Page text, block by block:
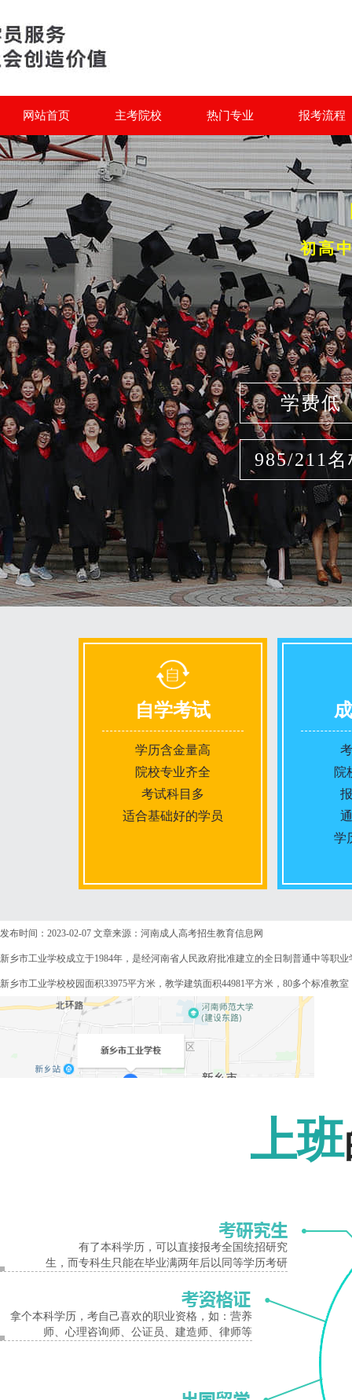
网站首页 主考院校 热门专业 报考流程
初高
学费低
985/211名
自学考试
学历含金量高
院校专业齐全
考试科目多
适合基础好的学员
报名条件
入学考试
考试时间
院
学
发布时间：2023-02-07 文章来源：河南成人高考招生教育信息网
新乡市工业学校成立于1984年，是经河南省人民政府批准建立的全日制普通中等职
新乡市工业学校校园面积33975平方米，教学建筑面积44981平方米，80多个标准
新乡市工业学校现有教职工236人，其中专任教师183人，专任教师中副高级以上
算化、饭店服务与管理、电子商务、法律、汉语言文学、学前教育等30多个专业。
上班
有了本科学历，可以直接报考全国统招研究
生，而专科生只能在毕业满两年后以同等学历考研
拿个本科学历，考自己喜欢的职业资格，如：营养
师、心理咨询师、公证员、建造师、律师等